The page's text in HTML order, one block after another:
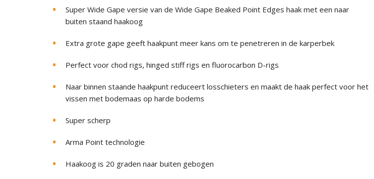
Super Wide Gape versie van de Wide Gape Beaked Point Edges haak met een naar
buiten staand haakoog
Extra grote gape geeft haakpunt meer kans om te penetreren in de karperbek
Perfect voor chod rigs, hinged stiff rigs en fluorocarbon D-rigs
Naar binnen staande haakpunt reduceert losschieters en maakt de haak perfect voor het
vissen met bodemaas op harde bodems
Super scherp
Arma Point technologie
Haakoog is 20 graden naar buiten gebogen